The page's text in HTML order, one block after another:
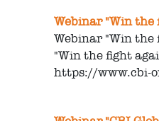
Webinar "Win
Webinar "Win the
"Win the fight
https://www.cbi-